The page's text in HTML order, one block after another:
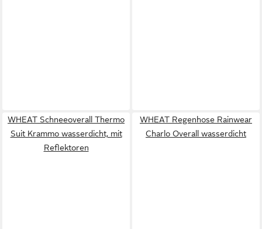
WHEAT Schneeoverall Thermo
Suit Krammo wasserdicht, mit
Reflektoren
WHEAT Regenhose Rainwear
Charlo Overall wasserdicht